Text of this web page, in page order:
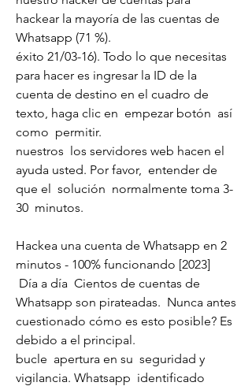
hackear la mayoría de las cuentas de
Whatsapp (71 %).
éxito 21/03-16). Todo lo que necesitas
para hacer es ingresar la ID de la
cuenta de destino en el cuadro de
texto, haga clic en  empezar botón  así
como  permitir.
nuestros  los servidores web hacen el
ayuda usted. Por favor,  entender de
que el  solución  normalmente toma 3-
30  minutos.
Hackea una cuenta de Whatsapp en 2
minutos - 100% funcionando [2023]
Whatsapp son pirateadas.  Nunca antes
cuestionado cómo es esto posible? Es
debido a el principal.
bucle  apertura en su  seguridad y
vigilancia. Whatsapp  identificado